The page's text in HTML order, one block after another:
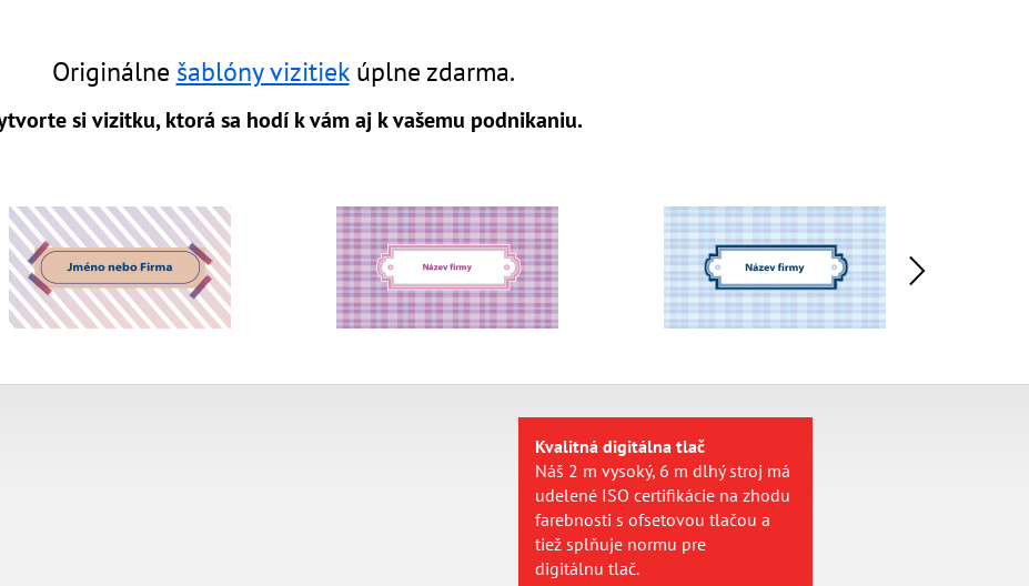
Originálne šablóny vizitiekúplne zdarma.
si vizitku, ktorá sa hodí k vám aj k vašemu podnikaniu.
Kvalitná digitálna tlač
Náš 2 m vysoký, 6 m dlhý stroj má
udelené ISO certifikácie na zhodu
farebnosti s ofsetovou tlačou a
tiež splňuje normu pre
digitálnu tlač.